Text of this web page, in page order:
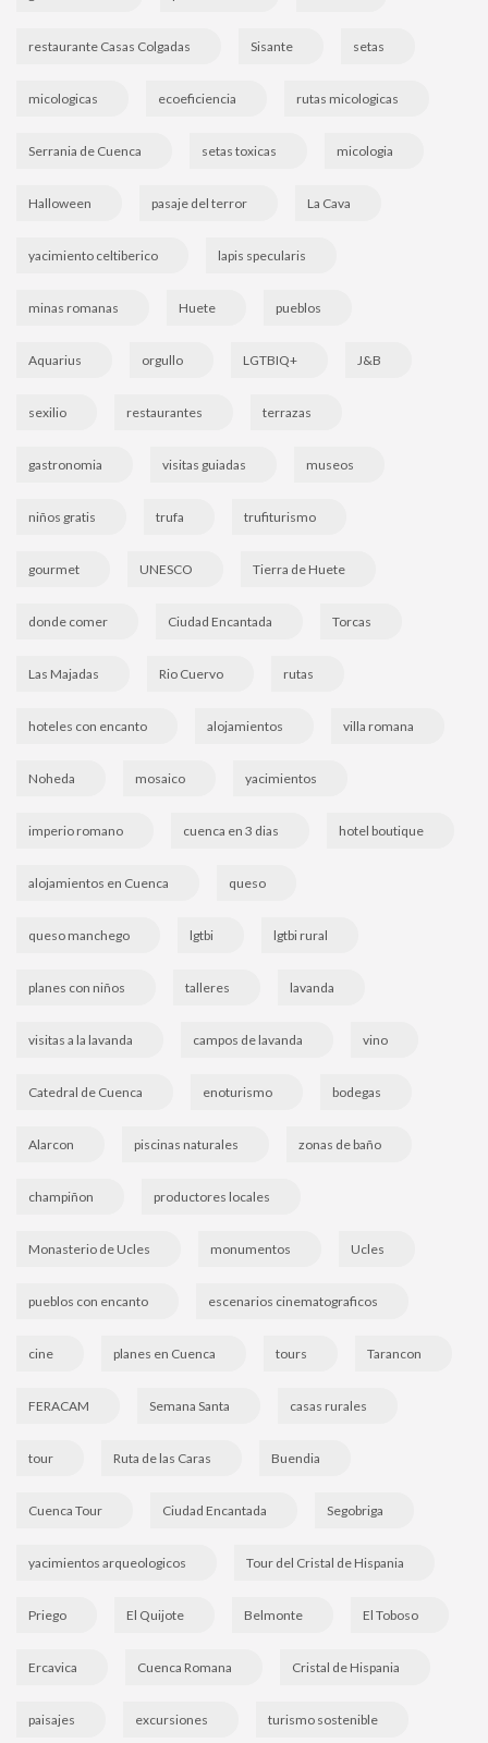
restaurante Casas Colgadas Sisante setas
micologicas ecoeficiencia rutas micologicas
Serrania de Cuenca setas toxicas micologia
Halloween pasaje del terror La Cava
yacimiento celtiberico lapis specularis
minas romanas Huete pueblos
Aquarius orgullo LGTBIQ+ J&B
sexilio restaurantes terrazas
gastronomia visitas guiadas museos
niños gratis trufa trufiturismo
gourmet UNESCO Tierra de Huete
donde comer Ciudad Encantada Torcas
Las Majadas Rio Cuervo rutas
hoteles con encanto alojamientos villa romana
Noheda mosaico yacimientos
imperio romano cuenca en 3 dias hotel boutique
alojamientos en Cuenca queso
queso manchego lgtbi lgtbi rural
planes con niños talleres lavanda
visitas a la lavanda campos de lavanda vino
Catedral de Cuenca enoturismo bodegas
Alarcon piscinas naturales zonas de baño
champiñon productores locales
Monasterio de Ucles monumentos Ucles
pueblos con encanto escenarios cinematograficos
cine planes en Cuenca tours Tarancon
FERACAM Semana Santa casas rurales
tour Ruta de las Caras Buendia
Cuenca Tour Ciudad Encantada Segobriga
yacimientos arqueologicos Tour del Cristal de Hispania
Priego El Quijote Belmonte El Toboso
Ercavica Cuenca Romana Cristal de Hispania
paisajes excursiones turismo sostenible